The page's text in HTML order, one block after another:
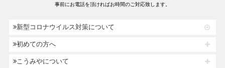
事前にお電話を頂ければお時間のご対応致します。
新型コロナウイルス対策について
初めての方へ
こうみやについて